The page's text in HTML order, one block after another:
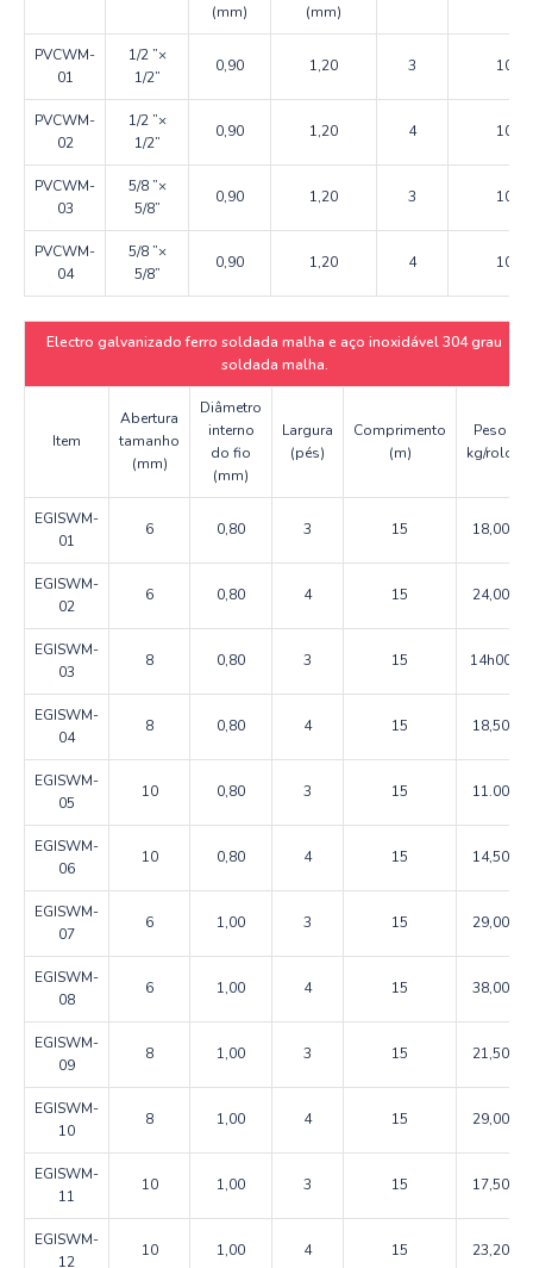
(mm)
(mm)
PVCWM-
01
1/2 ”×
1/2”
0,90 1,20 3 10
PVCWM-
02
1/2 ”×
1/2”
0,90 1,20 4 10
PVCWM-
03
5/8 ”×
5/8”
0,90 1,20 3 10
PVCWM-
04
5/8 ”×
5/8”
0,90 1,20 4 10
Electro galvanizado ferro soldada malha e aço inoxidável 304 grau
soldada malha.
Item
Abertura
tamanho
(mm)
Diâmetro
interno
do fio
(mm)
Largura
(pés)
Comprimento
(m)
Peso
kg/rolo
EGISWM-
01
6 0,80 3 15 18,00
EGISWM-
02
6 0,80 4 15 24,00
EGISWM-
03
8 0,80 3 15 14h00
EGISWM-
04
8 0,80 4 15 18,50
EGISWM-
05
10 0,80 3 15 11.00
EGISWM-
06
10 0,80 4 15 14,50
EGISWM-
07
6 1,00 3 15 29,00
EGISWM-
08
6 1,00 4 15 38,00
EGISWM-
09
8 1,00 3 15 21,50
EGISWM-
10
8 1,00 4 15 29,00
EGISWM-
11
10 1,00 3 15 17,50
EGISWM-
12
10 1,00 4 15 23,20